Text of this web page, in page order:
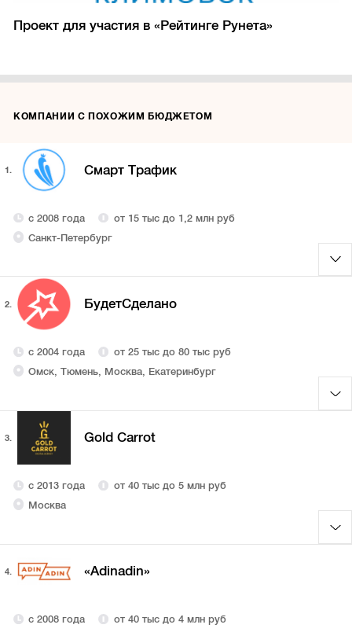
Проект для участия в «Рейтинге Рунета»
КОМПАНИИ С ПОХОЖИМ БЮДЖЕТОМ
1. Смарт Трафик
с 2008 года
от 15 тыс до 1,2 млн руб
Санкт-Петербург
2. БудетCделано
с 2004 года
от 25 тыс до 80 тыс руб
Омск, Тюмень, Москва, Екатеринбург
3. Gold Carrot
с 2013 года
от 40 тыс до 5 млн руб
Москва
4. «Adinadin»
с 2008 года
от 40 тыс до 4 млн руб